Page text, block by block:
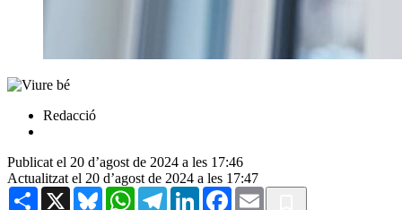
Redacció
Publicat el 20 d’agost de 2024 a les 17:46
Actualitzat el 20 d’agost de 2024 a les 17:47
Share X BlueskyWhatsAppTelegramLinkedInFacebook
Email